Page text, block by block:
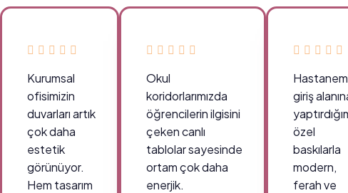
Kurumsal
ofisimizin
duvarları artık
çok daha
estetik
görünüyor.
Hem tasarım
Okul
koridorlarımızda
öğrencilerin ilgisini
çeken canlı
tablolar sayesinde
ortam çok daha
enerjik.
giriş
özel
baskılarla
modern,
ferah ve